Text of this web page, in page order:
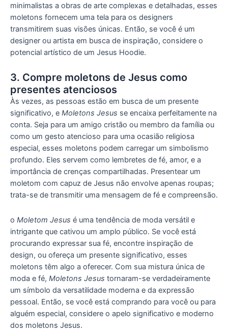
minimalistas a obras de arte complexas e detalhadas, esses
moletons fornecem uma tela para os designers
transmitirem suas visões únicas. Então, se você é um
designer ou artista em busca de inspiração, considere o
potencial artístico de um Jesus Hoodie.
3. Compre moletons de Jesus como
presentes atenciosos
Às vezes, as pessoas estão em busca de um presente
significativo, e Moletons Jesus se encaixa perfeitamente na
conta. Seja para um amigo cristão ou membro da família ou
como um gesto atencioso para uma ocasião religiosa
especial, esses moletons podem carregar um simbolismo
profundo. Eles servem como lembretes de fé, amor, e a
importância de crenças compartilhadas. Presentear um
moletom com capuz de Jesus não envolve apenas roupas;
trata-se de transmitir uma mensagem de fé e compreensão.
o Moletom Jesus é uma tendência de moda versátil e
intrigante que cativou um amplo público. Se você está
procurando expressar sua fé, encontre inspiração de
design, ou ofereça um presente significativo, esses
moletons têm algo a oferecer. Com sua mistura única de
moda e fé, Moletons Jesus tornaram-se verdadeiramente
um símbolo da versatilidade moderna e da expressão
pessoal. Então, se você está comprando para você ou para
alguém especial, considere o apelo significativo e moderno
dos moletons Jesus.